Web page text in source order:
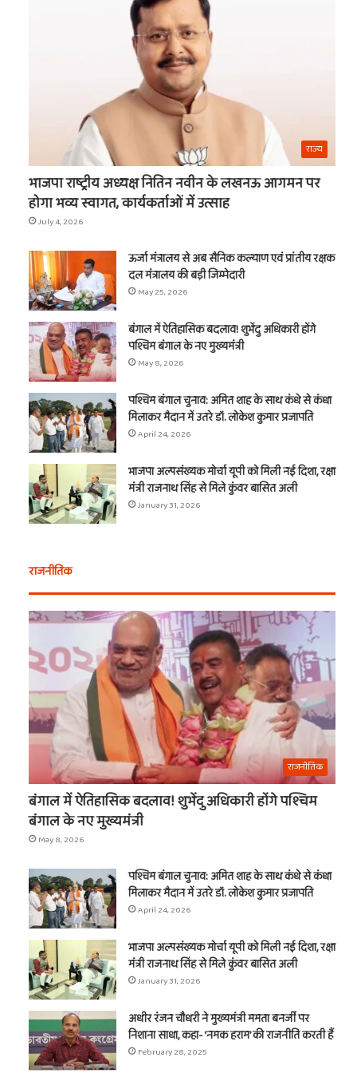
राज्य
भाजपा राष्ट्रीय अध्यक्ष नितिन नवीन के लखनऊ आगमन पर
होगा भव्य स्वागत, कार्यकर्ताओं में उत्साह
July 4, 2026
ऊर्जा मंत्रालय से अब सैनिक कल्याण एवं प्रांतीय रक्षक
दल मंत्रालय की बड़ी जिम्मेदारी
May 25, 2026
बंगाल में ऐतिहासिक बदलाव! शुभेंदु अधिकारी होंगे
पश्चिम बंगाल के नए मुख्यमंत्री
May 8, 2026
पश्चिम बंगाल चुनाव: अमित शाह के साथ कंधे से कंधा
मिलाकर मैदान में उतरे डॉ. लोकेश कुमार प्रजापति
April 24, 2026
भाजपा अल्पसंख्यक मोर्चा यूपी को मिली नई दिशा, रक्षा
मंत्री राजनाथ सिंह से मिले कुंवर बासित अली
January 31, 2026
राजनीतिक
राजनीतिक
बंगाल में ऐतिहासिक बदलाव! शुभेंदु अधिकारी होंगे पश्चिम
बंगाल के नए मुख्यमंत्री
May 8, 2026
पश्चिम बंगाल चुनाव: अमित शाह के साथ कंधे से कंधा
मिलाकर मैदान में उतरे डॉ. लोकेश कुमार प्रजापति
April 24, 2026
भाजपा अल्पसंख्यक मोर्चा यूपी को मिली नई दिशा, रक्षा
मंत्री राजनाथ सिंह से मिले कुंवर बासित अली
January 31, 2026
अधीर रंजन चौधरी ने मुख्यमंत्री ममता बनर्जी पर
निशाना साधा, कहा- ‘नमक हराम’ की राजनीति करती हैं
February 28, 2025